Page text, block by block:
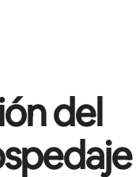
del